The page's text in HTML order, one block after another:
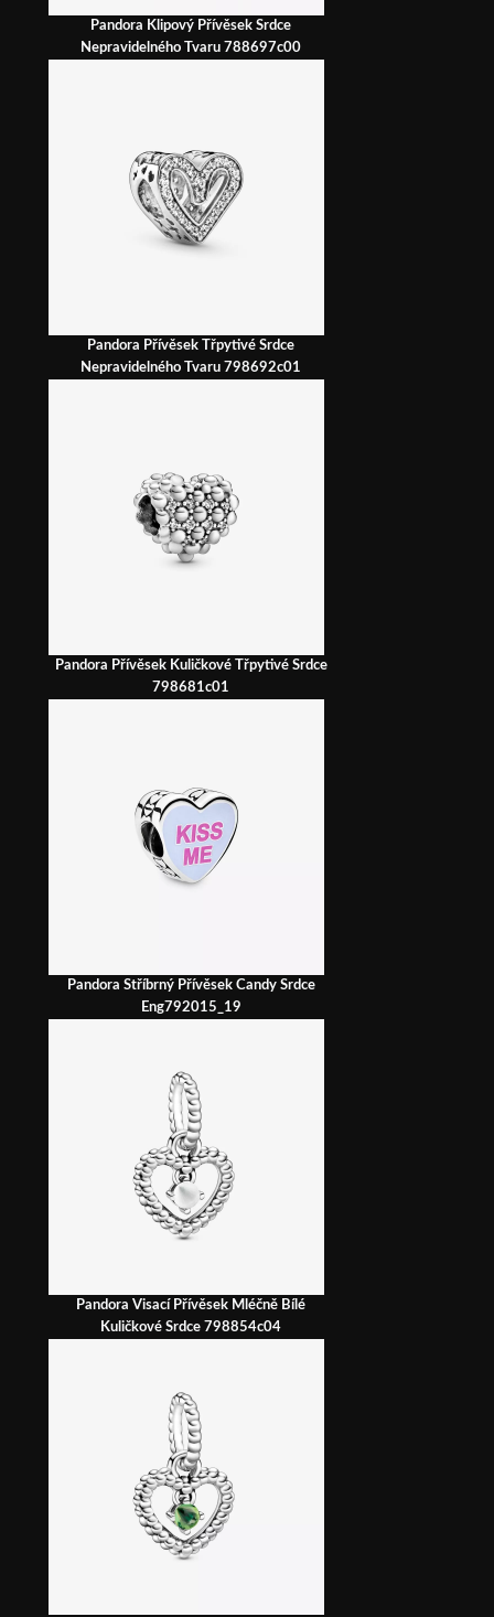
Pandora Klipový Přívěsek Srdce
Nepravidelného Tvaru 788697c00
Pandora Přívěsek Třpytivé Srdce
Nepravidelného Tvaru 798692c01
Pandora Přívěsek Kuličkové Třpytivé Srdce
798681c01
Pandora Stříbrný Přívěsek Candy Srdce
Eng792015_19
Pandora Visací Přívěsek Mléčně Bílé
Kuličkové Srdce 798854c04